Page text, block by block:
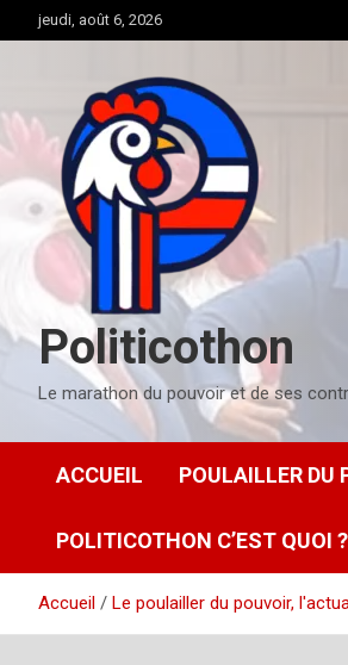
au
jeudi, août 6, 2026
Politicothon
Le marathon du pouvoir et de ses
ACCUEIL POULAILLER DU
POLITICOTHON C’EST QUOI ?
Accueil Le poulailler du pouvoir,